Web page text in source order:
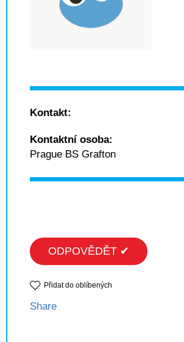
Kontakt:
Kontaktní osoba:
Prague BS Grafton
ODPOVĚDĚT ✔
Přidat do oblíbených
Share